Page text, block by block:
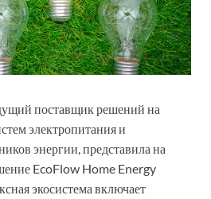
поставщик решений на
электропитания и
энергии, представила на
EcoFlow Home Energy
экосистема включает